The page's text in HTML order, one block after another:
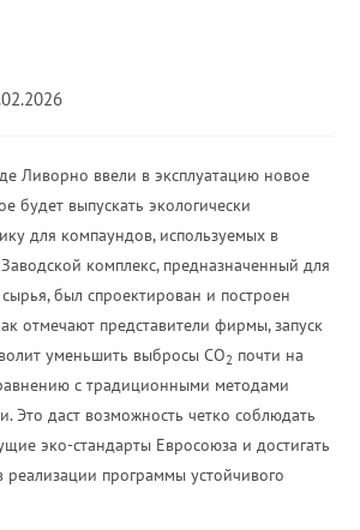
Ливорно ввели в эксплуатацию новое
будет выпускать экологически
для компаундов, используемых в
комплекс, предназначенный для
был спроектирован и построен
отмечают представители фирмы, запуск
уменьшить выбросы CO2 почти на
с традиционными методами
Это даст возможность четко соблюдать
эко-стандарты Евросоюза и достигать
программы устойчивого